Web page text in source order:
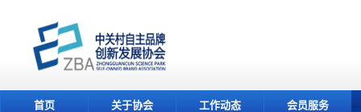
首页 关于协会 工作动态 会员服务